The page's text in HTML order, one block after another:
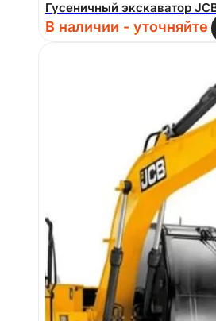
Гусеничный экскаватор
В наличии - уточняйте